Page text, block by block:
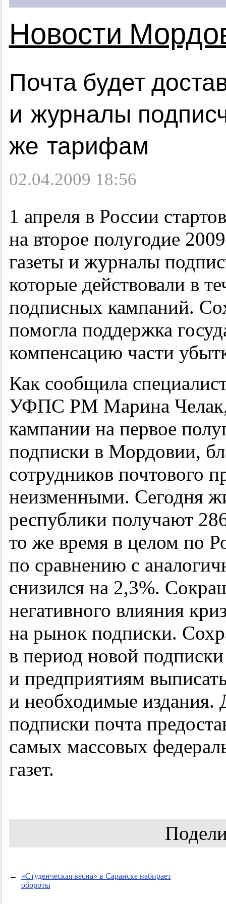
Новости
Почта будет
и журналы
же тарифам
02.04.2009 18:56
1 апреля в России
на второе полугодие
газеты и журналы
которые действовали в
подписных кампаний.
помогла поддержка
компенсацию части
Как сообщила
УФПС РМ Марина Челак,
кампании на первое
подписки в Мордовии,
сотрудников почтового
неизменными. Сегодня
республики получают
то же время в целом по
по сравнению с
снизился на 2,3%.
негативного влияния
на рынок подписки.
в период новой
и предприятиям
и необходимые
подписки почта
самых массовых
газет.
←
«Студенческая весна» в Саранске набирает
обороты